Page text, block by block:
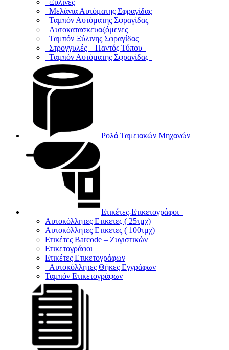
Ξύλινες
Μελάνια Αυτόματης Σφραγίδας
Ταμπόν Αυτόματης Σφραγίδας
Αυτοκατασκευαζόμενες
Ταμπόν Ξύλινης Σφραγίδας
Στρογγυλές – Παντός Τύπου
Ταμπόν Αυτόματης Σφραγίδας
Ρολά Ταμειακών Μηχανών
Ετικέτες-Ετικετογράφοι
Αυτοκόλλητες Ετικετες ( 25τμχ)
Αυτοκόλλητες Ετικετες ( 100τμχ)
Ετικέτες Barcode – Ζυγιστικών
Ετικετογράφοι
Ετικέτες Ετικετογράφων
Αυτοκόλλητες Θήκες Εγγράφων
Ταμπόν Ετικετογράφων